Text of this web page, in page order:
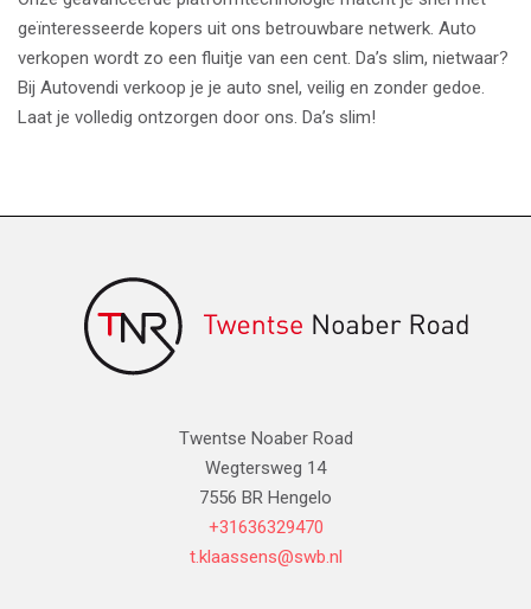
geïnteresseerde kopers uit ons betrouwbare netwerk. Auto
verkopen wordt zo een fluitje van een cent. Da’s slim, nietwaar?
Bij Autovendi verkoop je je auto snel, veilig en zonder gedoe.
Laat je volledig ontzorgen door ons. Da’s slim!
Twentse Noaber Road
Wegtersweg 14
7556 BR Hengelo
+31636329470
t.klaassens@swb.nl